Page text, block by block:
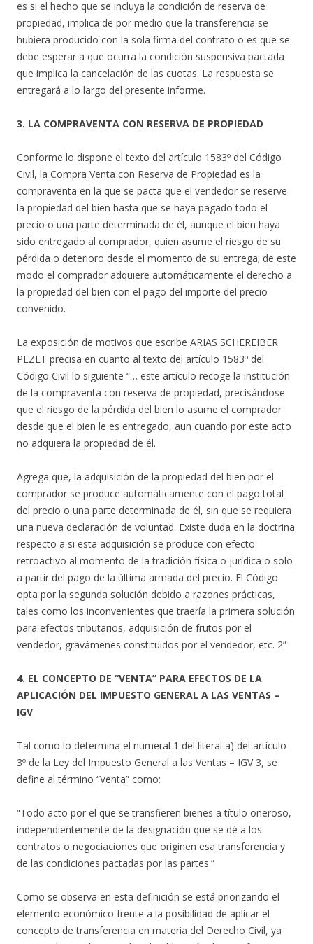
es si el hecho que se incluya la condición de reserva de
propiedad, implica de por medio que la transferencia se
hubiera producido con la sola firma del contrato o es que se
debe esperar a que ocurra la condición suspensiva pactada
que implica la cancelación de las cuotas. La respuesta se
entregará a lo largo del presente informe.
3. LA COMPRAVENTA CON RESERVA DE PROPIEDAD
Conforme lo dispone el texto del artículo 1583º del Código
Civil, la Compra Venta con Reserva de Propiedad es la
compraventa en la que se pacta que el vendedor se reserve
la propiedad del bien hasta que se haya pagado todo el
precio o una parte determinada de él, aunque el bien haya
sido entregado al comprador, quien asume el riesgo de su
pérdida o deterioro desde el momento de su entrega; de este
modo el comprador adquiere automáticamente el derecho a
la propiedad del bien con el pago del importe del precio
convenido.
La exposición de motivos que escribe ARIAS SCHEREIBER
PEZET precisa en cuanto al texto del artículo 1583º del
Código Civil lo siguiente “… este artículo recoge la institución
de la compraventa con reserva de propiedad, precisándose
que el riesgo de la pérdida del bien lo asume el comprador
desde que el bien le es entregado, aun cuando por este acto
no adquiera la propiedad de él.
Agrega que, la adquisición de la propiedad del bien por el
comprador se produce automáticamente con el pago total
del precio o una parte determinada de él, sin que se requiera
una nueva declaración de voluntad. Existe duda en la doctrina
respecto a si esta adquisición se produce con efecto
retroactivo al momento de la tradición física o jurídica o solo
a partir del pago de la última armada del precio. El Código
opta por la segunda solución debido a razones prácticas,
tales como los inconvenientes que traería la primera solución
para efectos tributarios, adquisición de frutos por el
vendedor, gravámenes constituidos por el vendedor, etc. 2”
4. EL CONCEPTO DE “VENTA” PARA EFECTOS DE LA
APLICACIÓN DEL IMPUESTO GENERAL A LAS VENTAS –
IGV
Tal como lo determina el numeral 1 del literal a) del artículo
3º de la Ley del Impuesto General a las Ventas – IGV 3, se
define al término “Venta” como:
“Todo acto por el que se transfieren bienes a título oneroso,
independientemente de la designación que se dé a los
contratos o negociaciones que originen esa transferencia y
de las condiciones pactadas por las partes.”
Como se observa en esta definición se está priorizando el
elemento económico frente a la posibilidad de aplicar el
concepto de transferencia en materia del Derecho Civil, ya